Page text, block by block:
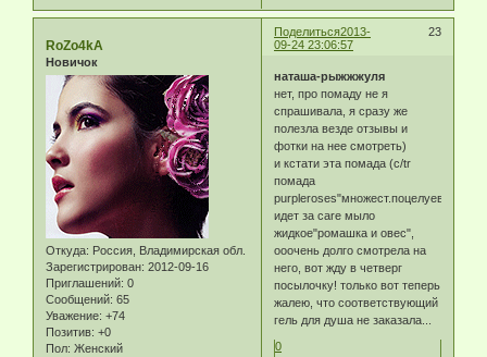
Поделиться 23
2013-
09-24 23:06:57
RoZo4kA
Новичок
Откуда: Россия, Владимирская обл.
Зарегистрирован: 2012-09-16
Приглашений: 0
Сообщений: 65
Уважение: +74
Позитив: +0
Пол: Женский
наташа-рыжжжуля
нет, про помаду не я
спрашивала, я сразу же
полезла везде отзывы и
фотки на нее смотреть)
и кстати эта помада (c/tr
помада
purpleroses"множест.поцелуев")
идет за care мыло
жидкое"ромашка и овес",
ооочень долго смотрела на
него, вот жду в четверг
посылочку! только вот теперь
жалею, что соответствующий
гель для душа не заказала...
0